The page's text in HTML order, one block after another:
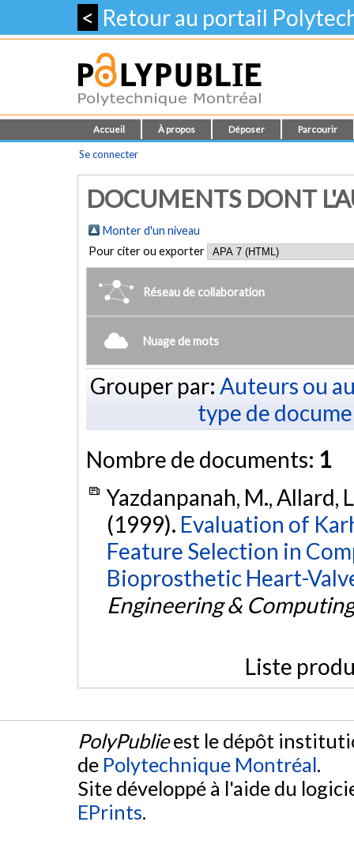
< Retour au portail
Accueil À propos Déposer Parcourir
Se connecter
DOCUMENTS DONT
Monter d'un niveau
Pour citer ou exporter
Réseau de collaboration
Nuage de mots
Grouper par: Auteurs ou
type de
Nombre de documents: 1
Yazdanpanah, M., Allard,
(1999). Evaluation of
Feature Selection in
Bioprosthetic Heart-
Engineering & Computing
Liste
PolyPublieest le dépôt
de Polytechnique Montréal.
Site développé à l'aide du
EPrints.